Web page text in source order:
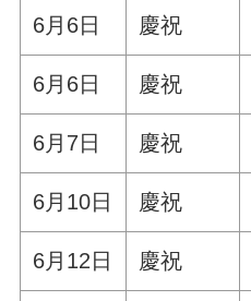
6月6日 慶祝
6月6日 慶祝
6月7日 慶祝
6月10日 慶祝
6月12日 慶祝